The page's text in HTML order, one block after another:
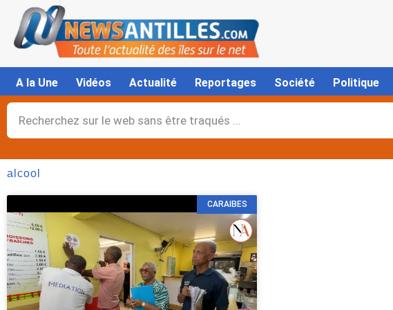
contenu
A la Une Vidéos Actualité Reportages Société Politique
Rechercher
alcool
CARAIBES